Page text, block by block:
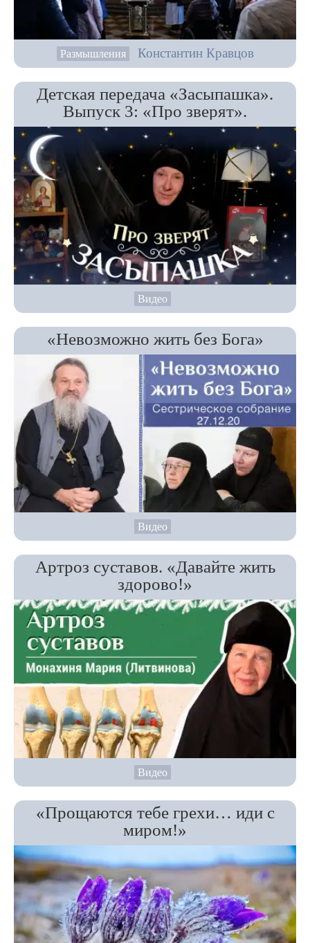
Размышления Константин Кравцов
Детская передача «Засыпашка».
Выпуск 3: «Про зверят».
Видео
«Невозможно жить без Бога»
Видео
Артроз суставов. «Давайте жить
здорово!»
Видео
«Прощаются тебе грехи… иди с
миром!»